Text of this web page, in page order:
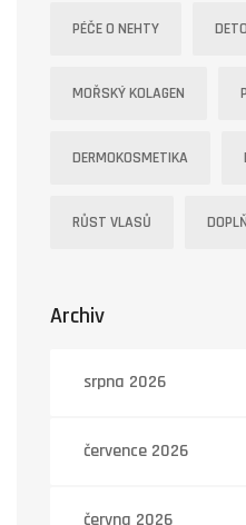
PÉČE O NEHTY
MOŘSKÝ KOLAGEN
DERMOKOSMETIKA
RŮST VLASŮ
Archiv
srpna 2026
července 2026
června 2026